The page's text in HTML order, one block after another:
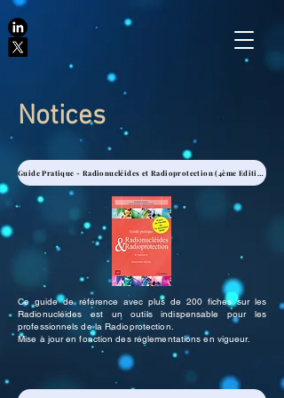
Notices
Ce guide de référence avec plus de 200 fiches sur les
Radionucléides est un outils indispensable pour les
professionnels de la Radioprotection.
Mise à jour en fonction des réglementations en vigueur.